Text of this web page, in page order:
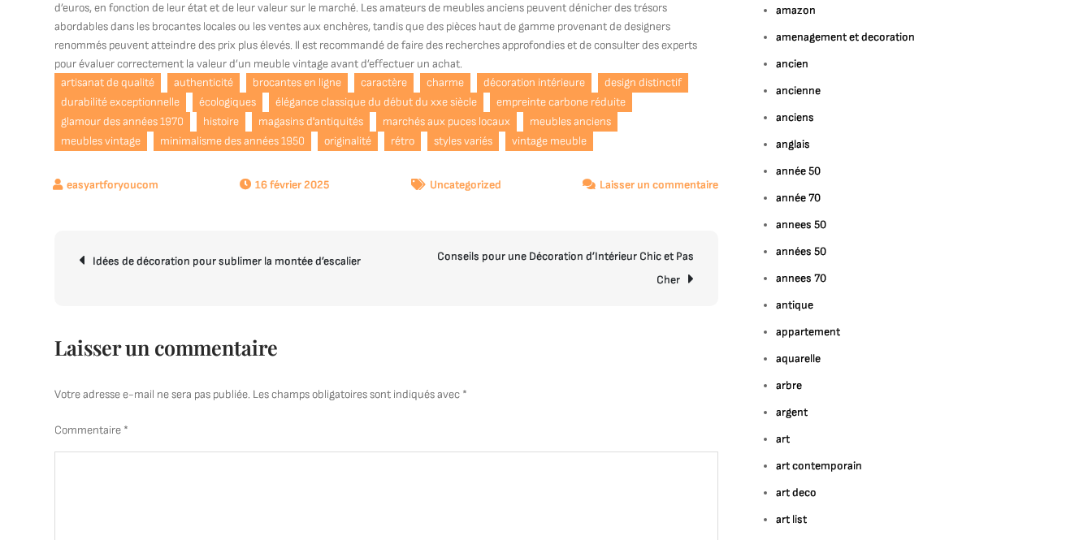
d’euros, en fonction de leur état et de leur valeur sur le marché. Les amateurs de meubles anciens peuvent dénicher des trésors
abordables dans les brocantes locales ou les ventes aux enchères, tandis que des pièces haut de gamme provenant de designers
renommés peuvent atteindre des prix plus élevés. Il est recommandé de faire des recherches approfondies et de consulter des experts
pour évaluer correctement la valeur d’un meuble vintage avant d’effectuer un achat.
artisanat de qualité
authenticité brocantes en ligne caractère charme décoration intérieure
design distinctif
durabilité exceptionnelle
écologiques élégance classique du début du xxe siècle
empreinte carbone réduite
glamour des années 1970
histoire magasins d'antiquités marchés aux puces locaux
meubles anciens
meubles vintage
minimalisme des années 1950 originalité rétro styles variés vintage meuble
16 février 2025 Uncategorized Laisser un commentairesur
L’Élégance
Navigation
Idées de décoration pour sublimer la montée d’escalier
Conseils pour une Décoration d’Intérieur Chic et Pas
Cher
Laisser un commentaire
Votre adresse e-mail ne sera pas publiée. Les champs obligatoires sont indiqués avec *
Commentaire *
amazon
amenagement et decoration
ancien
ancienne
anciens
anglais
année 50
année 70
annees 50
années 50
annees 70
antique
appartement
aquarelle
arbre
argent
art
art contemporain
art deco
art list